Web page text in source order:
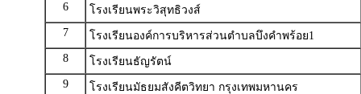
6
โรงเรียนพระวิสุทธิวงส์
7
โรงเรียนองค์การบริหารส่วนตำบลบึงคำพร้อย1
8
โรงเรียนธัญรัตน์
9
โรงเรียนมัธยมสังคีตวิทยา กรุงเทพมหานคร